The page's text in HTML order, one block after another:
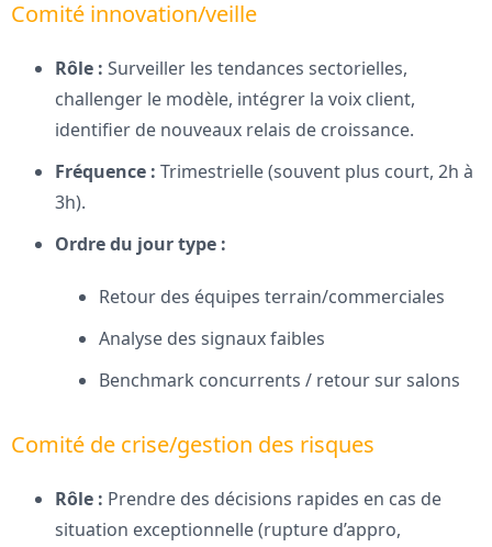
Comité innovation/veille
Rôle : Surveiller les tendances sectorielles,
challenger le modèle, intégrer la voix client,
identifier de nouveaux relais de croissance.
Fréquence : Trimestrielle (souvent plus court, 2h à
3h).
Ordre du jour type :
Retour des équipes terrain/commerciales
Analyse des signaux faibles
Benchmark concurrents / retour sur salons
Comité de crise/gestion des risques
Rôle : Prendre des décisions rapides en cas de
situation exceptionnelle (rupture d’appro,